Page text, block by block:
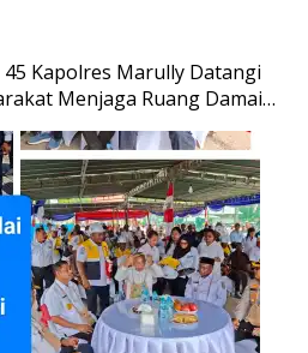
Kapolres Marully Datangi
Menjaga Ruang Damai…